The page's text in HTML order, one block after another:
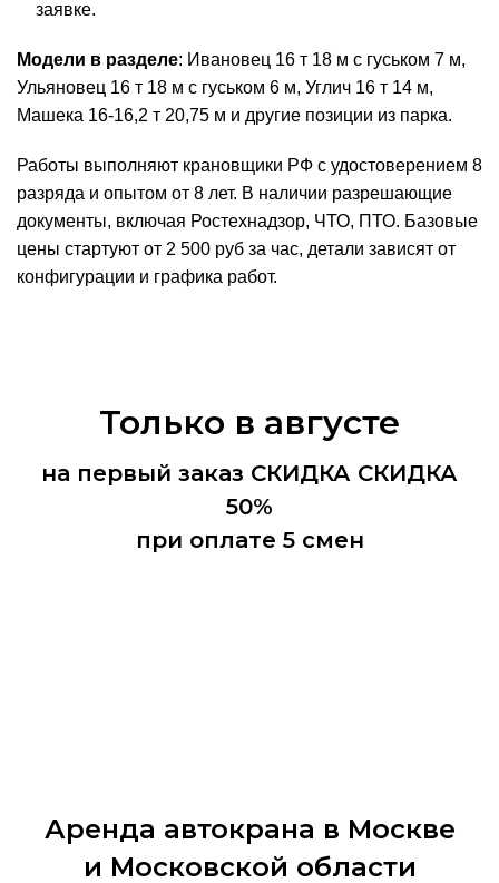
заявке.
Модели в разделе: Ивановец 16 т 18 м с гуськом 7 м,
Ульяновец 16 т 18 м с гуськом 6 м, Углич 16 т 14 м,
Машека 16-16,2 т 20,75 м и другие позиции из парка.
Работы выполняют крановщики РФ с удостоверением 8
разряда и опытом от 8 лет. В наличии разрешающие
документы, включая Ростехнадзор, ЧТО, ПТО. Базовые
цены стартуют от 2 500 руб за час, детали зависят от
конфигурации и графика работ.
Только в августе
на первый заказ СКИДКА СКИДКА
50%
при оплате 5 смен
Аренда автокрана в Москве
и Московской области